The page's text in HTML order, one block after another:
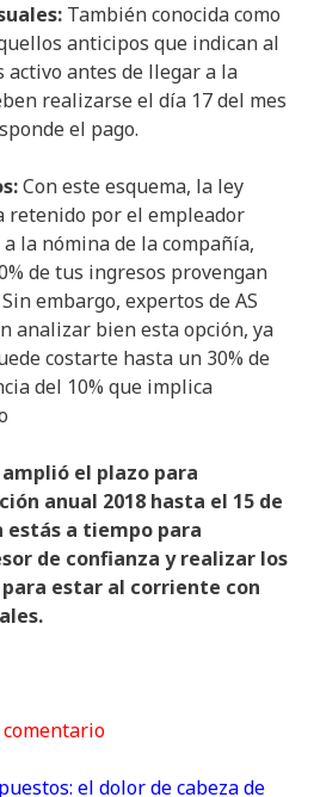
También conocida como
anticipos que indican al
activo antes de llegar a la
realizarse el día 17 del mes
el pago.
Con este esquema, la ley
retenido por el empleador
la nómina de la compañía,
de tus ingresos provengan
embargo, expertos de AS
analizar bien esta opción, ya
costarte hasta un 30% de
del 10% que implica
amplió el plazo para
anual 2018 hasta el 15 de
estás a tiempo para
de confianza y realizar los
estar al corriente con
el dolor de cabeza de